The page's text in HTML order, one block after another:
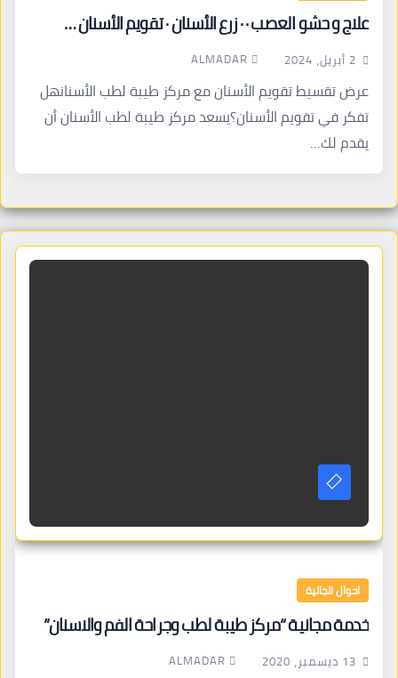
علاج و حشو العصب · · زرع الأسنان · تقويم الأسنان …
2 أبريل، 2024 ALMADAR
عرض تقسيط تقويم الأسنان مع مركز طيبة لطب الأسنانهل
تفكر في تقويم الأسنان؟يسعد مركز طيبة لطب الأسنان أن
يقدم لك…
احوال الجالية
خدمة مجانية “مركز طيبة لطب وجراحة الفم والاسنان”
13 ديسمبر، 2020 ALMADAR